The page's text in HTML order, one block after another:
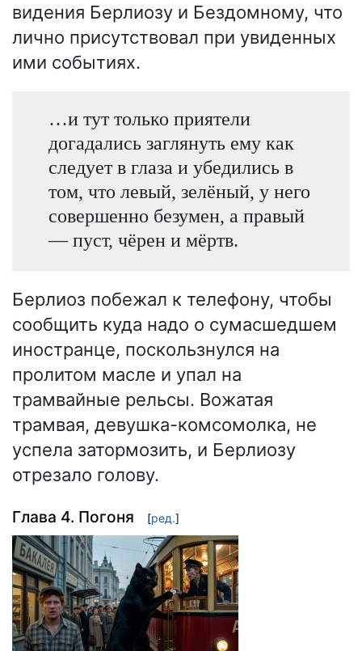
видения Берлиозу и Бездомному, что
лично присутствовал при увиденных
ими событиях.
…и тут только приятели
догадались заглянуть ему как
следует в глаза и убедились в
том, что левый, зелёный, у него
совершенно безумен, а правый
— пуст, чёрен и мёртв.
Берлиоз побежал к телефону, чтобы
сообщить куда надо о сумасшедшем
иностранце, поскользнулся на
пролитом масле и упал на
трамвайные рельсы. Вожатая
трамвая, девушка-комсомолка, не
успела затормозить, и Берлиозу
отрезало голову.
Глава 4. Погоня [ред.]